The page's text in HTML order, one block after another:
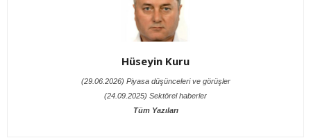
Hüseyin Kuru
(29.06.2026) Piyasa düşünceleri ve görüşler
(24.09.2025) Sektörel haberler
Tüm Yazıları